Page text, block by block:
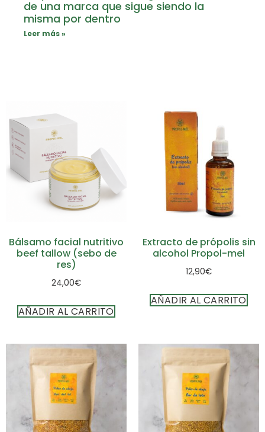
de una marca que sigue siendo la
misma por dentro
Leer más »
Bálsamo facial nutritivo
beef tallow (sebo de
res)
24,00€
AÑADIR AL CARRITO
Extracto de própolis sin
alcohol Propol-mel
12,90€
AÑADIR AL CARRITO